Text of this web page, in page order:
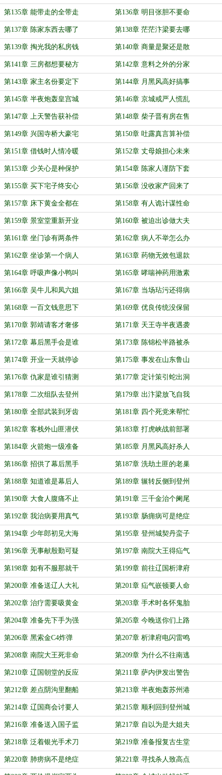
第135章 能带走的全带走 第136章 明目张胆不要命
第137章 陈家东西去哪了 第138章 茫茫汴梁要去哪
第139章 掏光我的私房钱 第140章 商量是聚还是散
第141章 三房都想要秘方 第142章 意料之外的分家
第143章 家主名份要定下 第144章 月黑风高好搞事
第145章 半夜炮轰皇宫城 第146章 京城戒严人慌乱
第147章 上天警告获补偿 第148章 柴子晋有房在售
第149章 兴国寺桥大豪宅 第150章 吐露真言算补偿
第151章 借钱时人情冷暖 第152章 丈母娘担心未来
第153章 少关心是种保护 第154章 陈家人谨防下套
第155章 买下宅子终安心 第156章 没收家产回来了
第157章 床下黄金全都在 第158章 有人诡计谋性命
第159章 景室堂重新开业 第160章 被迫出诊做大夫
第161章 坐门诊有两条件 第162章 病人不举怎么办
第162章 坐诊第一个病人 第163章 药物无效包退款
第164章 呼吸声像小鸭叫 第165章 哮喘神药用激素
第166章 吴牛儿和凤六姐 第167章 当场玷污还得病
第168章 一百文钱意思下 第169章 优良传统没保留
第170章 郭靖请客才奢侈 第171章 天王寺半夜遇袭
第172章 幕后黑手会是谁 第173章 陈锦松半路被杀
第174章 开业一天就停诊 第175章 事发在山东鲁山
第176章 仇家是谁引猜测 第177章 定计策引蛇出洞
第178章 二次组队去登州 第179章 出汴梁放飞自我
第180章 全部武装到牙齿 第181章 四个死党来帮忙
第182章 客栈外山匪潜伏 第183章 打虎峡战前部署
第184章 火箭炮一级准备 第185章 月黑风高好杀人
第186章 招供了幕后黑手 第187章 洗劫土匪的老巢
第188章 知道谁是幕后人 第189章 辗转反侧到登州
第190章 大食人腹痛不止 第191章 三千金治个阑尾
第192章 我治病要用真气 第193章 肠痈病可是绝症
第194章 少年郎初见大海 第195章 登州城契丹蛮子
第196章 无事献殷勤可疑 第197章 南院大王得疝气
第198章 如有不服那就干 第199章 前往辽国析津府
第200章 准备送辽人大礼 第201章 疝气嵌顿要人命
第202章 治疗需要吸黄金 第203章 手术时各怀鬼胎
第204章 准备先下手为强 第205章 今晚送你们上路
第206章 黑索金C4炸弹 第207章 析津府电闪雷鸣
第208章 南院大王死非命 第209章 为什么不往南逃
第210章 辽国朝堂的反应 第211章 萨内伊发出警告
第212章 差点阴沟里翻船 第213章 半夜炮轰苏州港
第214章 辽国商会讨要人 第215章 顺利回到登州城
第216章 准备送入国子监 第217章 自以为是大姐夫
第218章 泛着银光手术刀 第219章 准备报复古生堂
第220章 肺痨病不是绝症 第221章 寻找杀人致高点